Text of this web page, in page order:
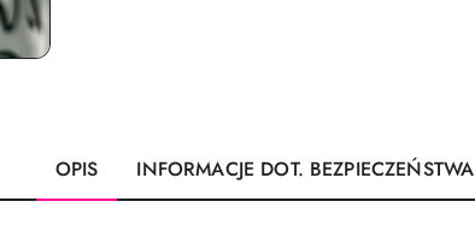
OPIS INFORMACJE DOT. BEZPIECZEŃSTWA